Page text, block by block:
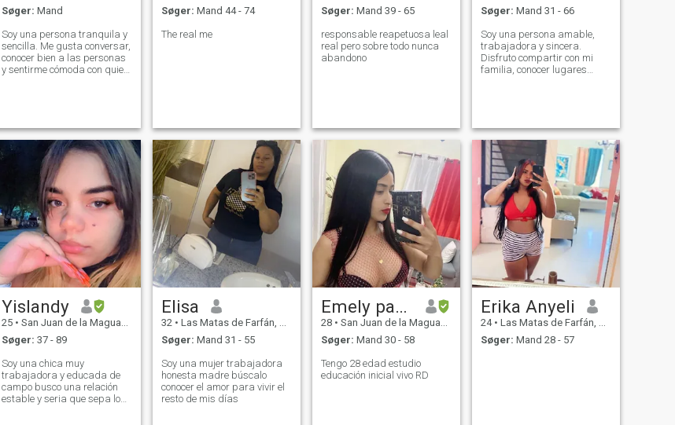
Søger: Mand
Soy una persona tranquila y
sencilla. Me gusta conversar,
conocer bien a las personas
y sentirme cómoda con quien
todo fluya de manera
natural.
Søger: Mand 44 - 74
The real me
Søger: Mand 39 - 65
responsable reapetuosa leal
real pero sobre todo nunca
abandono
Søger: Mand 31 - 66
Soy una persona amable,
trabajadora y sincera.
Disfruto compartir con mi
familia, conocer lugares
el apoyo mutuo.
Yislandy
25 • San Juan de la Maguana, San Juan, DR Dominikanske
Søger: 37 - 89
Soy una chica muy
trabajadora y educada de
campo busco una relación
estable y seria que sepa lo
Elisa
32 • Las Matas de Farfán, San Juan, DR Dominikanske
Søger: Mand 31 - 55
Soy una mujer trabajadora
honesta madre búscalo
conocer el amor para vivir el
resto de mis días
Emely pamela
28 • San Juan de la Maguana, San Juan, DR Dominikanske
Søger: Mand 30 - 58
Tengo 28 edad estudio
educación inicial vivo RD
Erika Anyeli
24 • Las Matas de Farfán, San Juan, DR Dominikanske
Søger: Mand 28 - 57